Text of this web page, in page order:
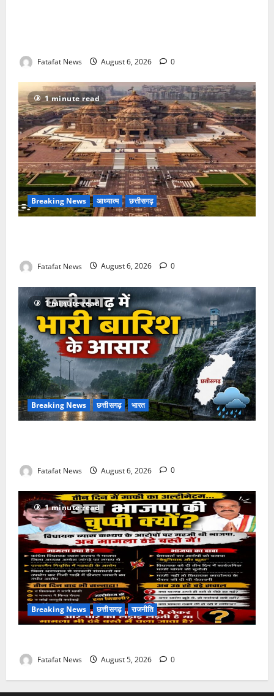
Fatafat News August 6, 2026 0
1 minute read
Breaking News आध्यात्म छत्तीसगढ़
Fatafat News August 6, 2026 0
1 minute read
Breaking News छत्तीसगढ़ भारत
Fatafat News August 6, 2026 0
1 minute read
Breaking News छत्तीसगढ़ राजनीति
Fatafat News August 5, 2026 0